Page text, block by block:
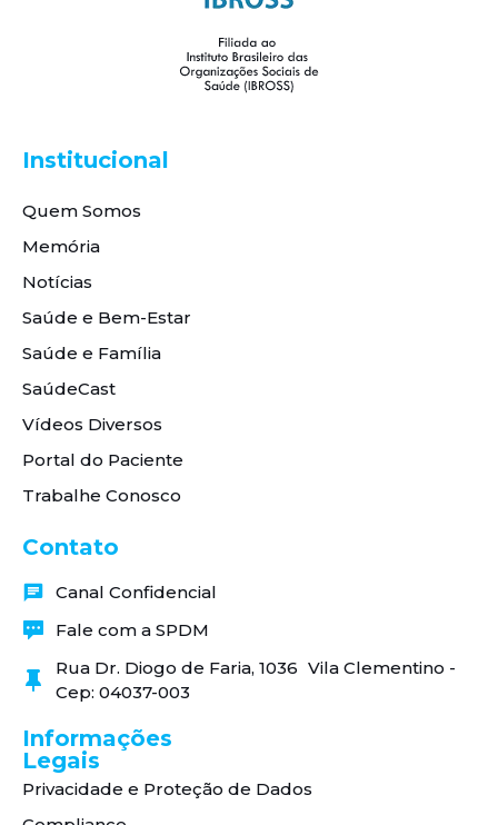
Institucional
Quem Somos
Memória
Notícias
Saúde e Bem-Estar
Saúde e Família
SaúdeCast
Vídeos Diversos
Portal do Paciente
Trabalhe Conosco
Contato
Canal Confidencial
Fale com a SPDM
Rua Dr. Diogo de Faria, 1036 Vila Clementino -
Cep: 04037-003
Informações
Legais
Privacidade e Proteção de Dados